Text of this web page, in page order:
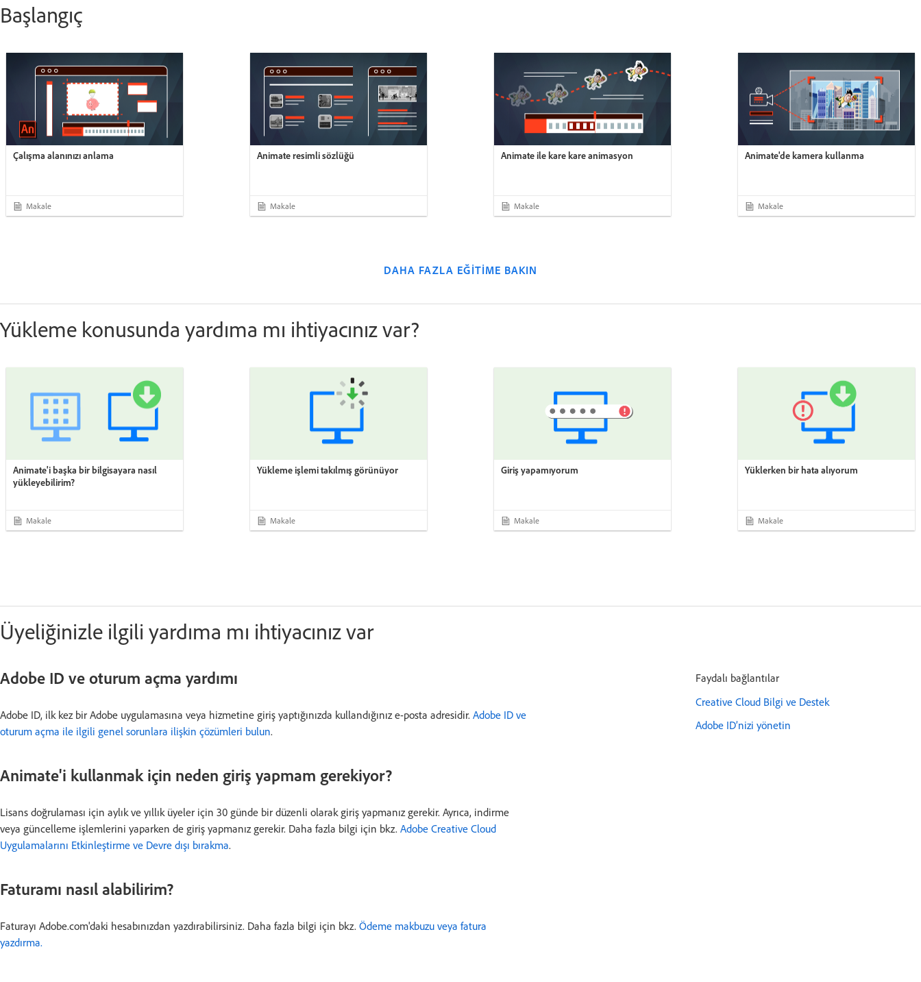
Başlangıç
Çalışma alanınızı anlama
Makale
Animate resimli sözlüğü
Makale
Animate ile kare kare animasyon
Makale
Animate'de kamera kullanma
Makale
DAHA FAZLA EĞITIME BAKIN
Yükleme konusunda yardıma mı ihtiyacınız var?
Animate'i başka bir bilgisayara nasıl
yükleyebilirim?
Makale
Yükleme işlemi takılmış görünüyor
Makale
Giriş yapamıyorum
Makale
Yüklerken bir hata alıyorum
Makale
Üyeliğinizle ilgili yardıma mı ihtiyacınız var
Adobe ID ve oturum açma yardımı
Adobe ID, ilk kez bir Adobe uygulamasına veya hizmetine giriş yaptığınızda kullandığınız e-posta adresidir. Adobe ID ve
oturum açma ile ilgili genel sorunlara ilişkin çözümleri bulun.
Animate'i kullanmak için neden giriş yapmam gerekiyor?
Lisans doğrulaması için aylık ve yıllık üyeler için 30 günde bir düzenli olarak giriş yapmanız gerekir. Ayrıca, indirme
veya güncelleme işlemlerini yaparken de giriş yapmanız gerekir. Daha fazla bilgi için bkz. Adobe Creative Cloud
Uygulamalarını Etkinleştirme ve Devre dışı bırakma.
Faturamı nasıl alabilirim?
Faturayı Adobe.com'daki hesabınızdan yazdırabilirsiniz. Daha fazla bilgi için bkz. Ödeme makbuzu veya fatura
yazdırma.
Faydalı bağlantılar
Creative Cloud Bilgi ve Destek
Adobe ID’nizi yönetin